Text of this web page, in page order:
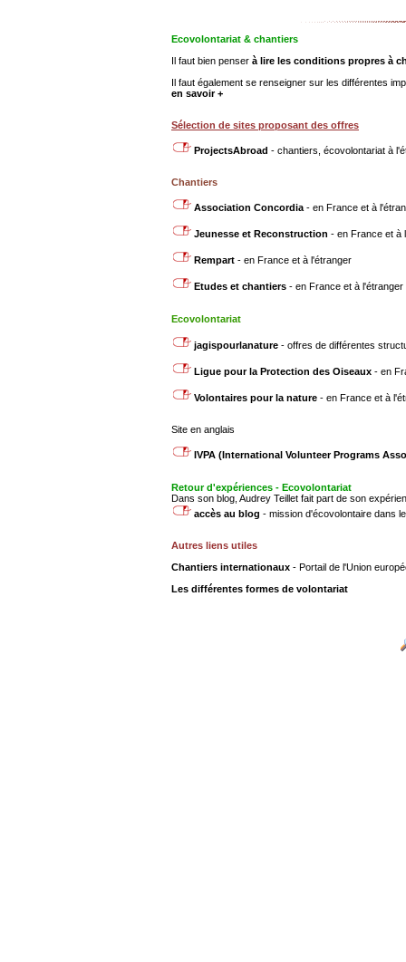
Ecovolontariat & chantiers
Il faut bien penser à lire les conditions propres à
Il faut également se renseigner sur les différentes
en savoir +
Sélection de sites proposant des offres
ProjectsAbroad - chantiers, écovolontariat à
Chantiers
Association Concordia - en France et à
Jeunesse et Reconstruction - en France et à
Rempart - en France et à l'étranger
Etudes et chantiers - en France et à l'étranger
Ecovolontariat
jagispourlanature - offres de différentes
Ligue pour la Protection des Oiseaux - en
Volontaires pour la nature - en France et à
Site en anglais
IVPA (International Volunteer Programs
Retour d'expériences - Ecovolontariat
Dans son blog, Audrey Teillet fait part de son
accès au blog - mission d'écovolontaire dans
Autres liens utiles
Chantiers internationaux - Portail de l'Union
Les différentes formes de volontariat